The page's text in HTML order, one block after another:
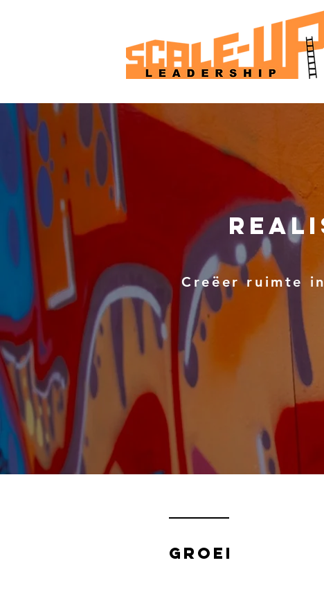
Creëer ruimte
groei